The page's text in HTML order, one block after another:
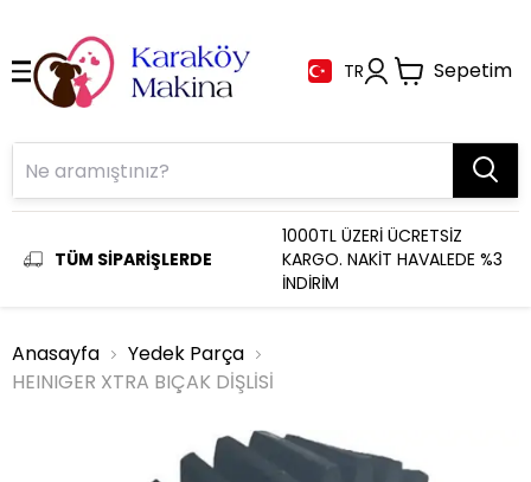
TR Sepetim
TÜM SİPARİŞLERDE
1000TL ÜZERİ ÜCRETSİZ
KARGO. NAKİT HAVALEDE %3
İNDİRİM
Anasayfa
Yedek Parça
HEINIGER XTRA BIÇAK DİŞLİSİ